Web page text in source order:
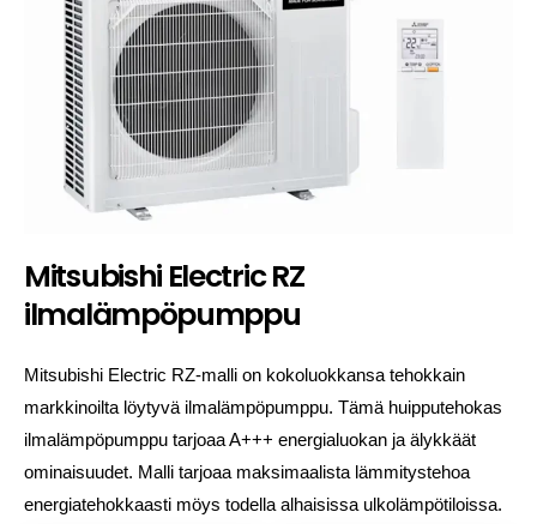
Mitsubishi Electric RZ
ilmalämpöpumppu
Mitsubishi Electric RZ-malli on kokoluokkansa tehokkain
markkinoilta löytyvä ilmalämpöpumppu. Tämä huipputehokas
ilmalämpöpumppu tarjoaa A+++ energialuokan ja älykkäät
ominaisuudet. Malli tarjoaa maksimaalista lämmitystehoa
energiatehokkaasti möys todella alhaisissa ulkolämpötiloissa.